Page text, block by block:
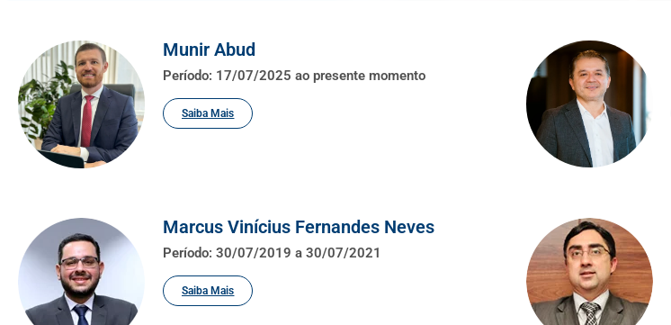
Munir Abud
Período: 17/07/2025 ao presente momento
Saiba Mais
Marcus Vinícius Fernandes Neves
Período: 30/07/2019 a 30/07/2021
Saiba Mais